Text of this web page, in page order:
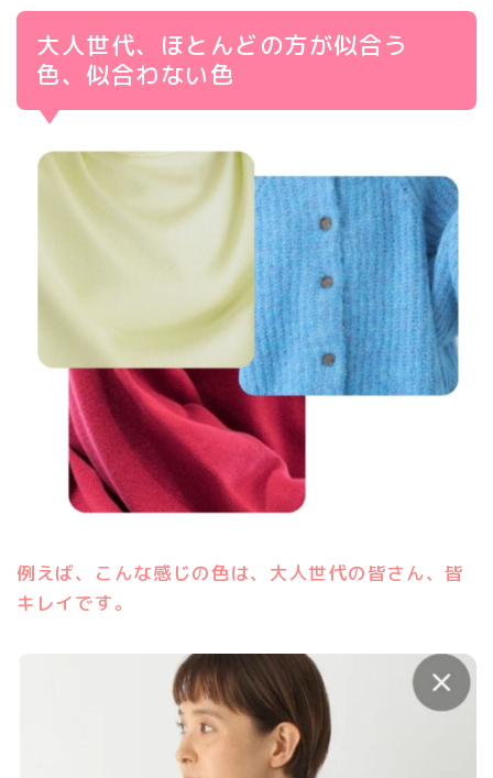
大人世代、ほとんどの方が似合う
色、似合わない色
例えば、こんな感じの色は、大人世代の皆さん、皆
キレイです。